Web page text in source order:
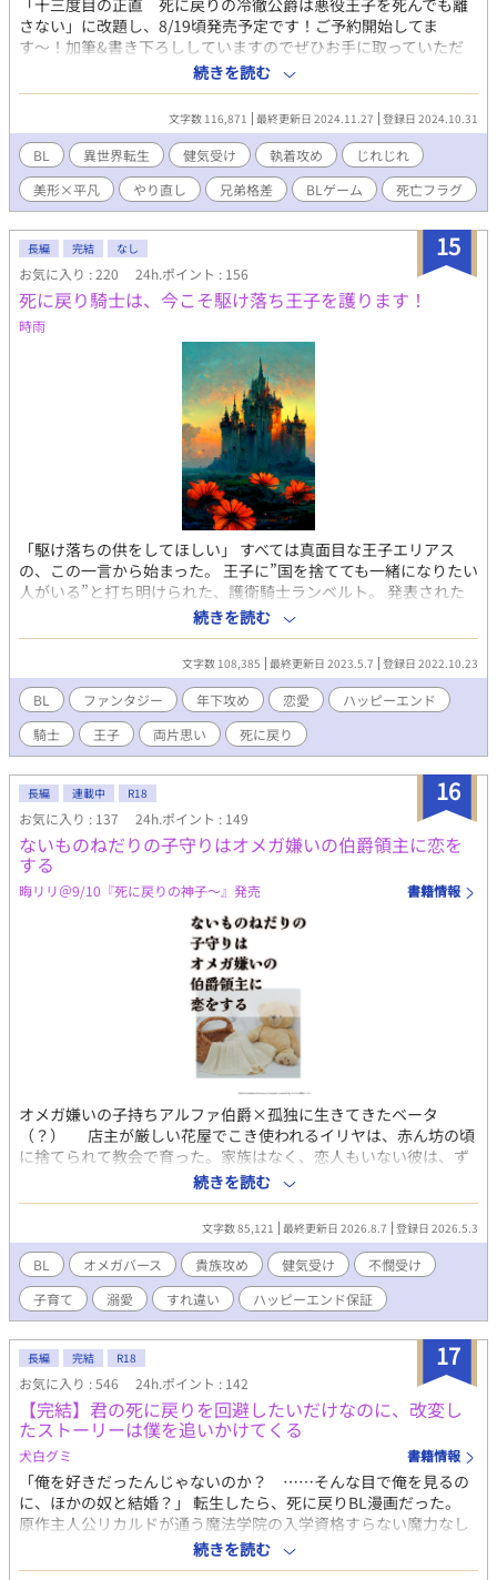
「十三度目の正直 死に戻りの冷徹公爵は悪役王子を死んでも離
さない」に改題し、8/19頃発売予定です！ご予約開始してま
す〜！加筆&書き下ろししていますのでぜひお手に取っていただ
けたら嬉しいです。 第12回BL大賞奨励賞をいただきました♡ 第
二王子のユーリィは、美しい兄と違って国を統べる使命もなく、
兄の婚約者・エドゥアルド公爵に十年間叶わぬ片想いをしてい
る。 その公爵が今日、亡くなった。と思いきや、禁忌の蘇生魔法
で悪魔的な美貌を復活させた上、ユーリィを抱き締め、「君は一
年以内に死ぬが、私が守る」と囁いてー？ 十二個もあるユーリィ
の「死亡ふらぐ」を壊していく中で、この世界が「びいえるげえ
む」の舞台であり、公爵は「テンセイシャ」だと判明していく。
転生者と登場人物ゆえのすれ違い、ゲームで割り振られた役割と
人格のギャップ、世界の強制力に知らず翻弄されるうち、ユーリ
ィは知る。自分が最悪の「カクシきゃら」だと。そして公爵の中
の"創真"が、ユーリィを救うため十二回死んでまでやり直してい
ることを。 どんでん返しからの甘々ハピエンです。
続きを読む
文字数 116,871 最終更新日 2024.11.27 登録日 2024.10.31
BL 異世界転生 健気受け 執着攻め
じれじれ
美形×平凡
やり直し 兄弟格差 BLゲーム 死亡フラグ
15
長編 完結 なし
お気に入り : 220 24h.ポイント : 156
死に戻り騎士は、今こそ駆け落ち王子を護ります！
時雨
「駆け落ちの供をしてほしい」 すべては真面目な王子エリアス
の、この一言から始まった。 王子に”国を捨てても一緒になりたい
人がいる”と打ち明けられた、護衛騎士ランベルト。 発表された
ばかりの公爵家令嬢との婚約はなんだったのか！？混乱する騎士
の気持ちなど関係ない。 国境へ向かう二人を追う影……騎士ラン
ベルトは追手の剣に倒れた。 後悔と共に途切れた騎士の意識は、
死亡した時から三年も前の騎士団の寮で目覚める。 ――二人に追
手を放った犯人は、一体誰だったのか？ 容疑者が浮かんでは消え
る。そもそも犯人が三年先まで何もしてこない保証はない。 怪し
いのは、王位を争う第一王子？裏切られた公爵令嬢？…正体不明
の駆け落ち相手？ 今度こそ王子エリアスを護るため、過去の記憶
よりも積極的に王子に関わるランベルト。 急に距離を縮める騎士
を、はじめは警戒するエリアス。ランベルトの昔と変わらぬ態度
に、徐々にその警戒も解けていって…？ 過去にない行動で変わっ
ていく事象。動き出す影。 ランベルトは今度こそエリアスを護り
きれるのか！？ 負けず嫌いで頑固で堅実、第二王子(年下) × 面倒
見の良い、気の長い一途騎士(年上)のお話です。 ---------------------
なので、ゆるい気持ちで見守っていただけると幸いです。
続きを読む
文字数 108,385 最終更新日 2023.5.7 登録日 2022.10.23
BL ファンタジー 年下攻め 恋愛
ハッピーエンド
騎士
王子 両片思い 死に戻り
16
長編 連載中 R18
お気に入り : 137 24h.ポイント : 149
ないものねだりの子守りはオメガ嫌いの伯爵領主に恋を
する
晦リリ＠9/10『死に戻りの神子～』発売 書籍情報
オメガ嫌いの子持ちアルファ伯爵×孤独に生きてきたベータ
（？） 店主が厳しい花屋でこき使われるイリヤは、赤ん坊の頃
に捨てられて教会で育った。家族はなく、恋人もいない彼は、ず
っと居場所を求めていた。 そんなある日、イリヤの前に「お花を
ください」という少女エマが現れる。 何度も訪れる彼女を送り届
けていくうち、イリヤは新しい領主である伯爵レヴィアス・ブラ
ンフォードと知り合う。レヴィアスの目下の悩みは、二人いる子
どもたちの世話係がいないこと。 しかしひょんなことから、オメ
ガを嫌う彼は、ベータであり子ども好きであるイリヤをぜひ子守
りと熱烈に誘いはじめる。 誰かに求められること、居場所を探す
こと。 そんな祈りを抱えるイリヤはやがて、レヴィアスの優しさ
に惹かれていくが……。 ------ ムーンライトノベルズでも掲載中で
す。
続きを読む
文字数 85,121 最終更新日 2026.8.7 登録日 2026.5.3
BL オメガバース 貴族攻め 健気受け
不憫受け
子育て
溺愛 すれ違い ハッピーエンド保証
17
長編 完結 R18
お気に入り : 546 24h.ポイント : 142
【完結】君の死に戻りを回避したいだけなのに、改変し
たストーリーは僕を追いかけてくる
犬白グミ 書籍情報
「俺を好きだったんじゃないのか？ ……そんな目で俺を見るの
に、ほかの奴と結婚？」 転生したら、死に戻りBL漫画だった。
原作主人公リカルドが通う魔法学院の入学資格すらない魔力なし
の究極のモブ、それが僕だ。 そんなモブが、リカルドを死に戻ら
せないために改変させた物語は、大きく捻れて歪んでしまった。
続きを読む